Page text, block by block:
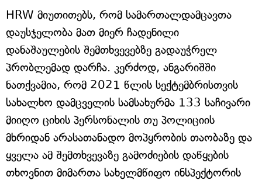
HRW მიუთითებს, რომ სამართალდამცავთა
დაუსჯელობა მათ მიერ ჩადენილი
დანაშაულების შემთხვევებზე გადაუჭრელ
პრობლემად დარჩა. კერძოდ, ანგარიშში
ნათქვამია, რომ 2021 წლის სექტემბრისთვის
სახალხო დამცველის სამსახურმა 133 საჩივარი
მიიღო ციხის პერსონალის თუ პოლიციის
მხრიდან არასათანადო მოპყრობის თაობაზე და
ყველა ამ შემთხვევაზე გამოძიების დაწყების
თხოვნით მიმართა სახელმწიფო ინსპექტორის